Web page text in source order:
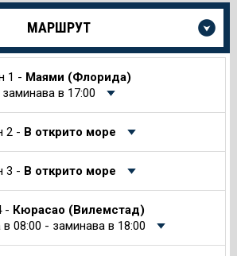
МАРШРУТ
1 - Маями (Флорида)
заминава в 17:00
2 - В открито море
3 - В открито море
- Кюрасао (Вилемстад)
в 08:00 - заминава в 18:00